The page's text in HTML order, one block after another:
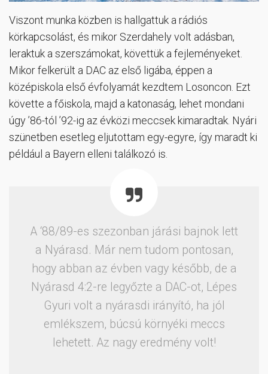
Viszont munka közben is hallgattuk a rádiós
körkapcsolást, és mikor Szerdahely volt adásban,
leraktuk a szerszámokat, követtük a fejleményeket.
Mikor felkerült a DAC az első ligába, éppen a
középiskola első évfolyamát kezdtem Losoncon. Ezt
követte a főiskola, majd a katonaság, lehet mondani
úgy ’86-tól ’92-ig az évközi meccsek kimaradtak. Nyári
szünetben esetleg eljutottam egy-egyre, így maradt ki
például a Bayern elleni találkozó is.
A ‘88/89-es szezonban járási bajnok lett
a Nyárasd. Már nem tudom pontosan,
hogy abban az évben vagy később, de a
Nyárasd 4:2-re legyőzte a DAC-ot, Lépes
Gyuri volt a nyárasdi irányító, ha jól
emlékszem, búcsú környéki meccs
lehetett. Az nagy eredmény volt!